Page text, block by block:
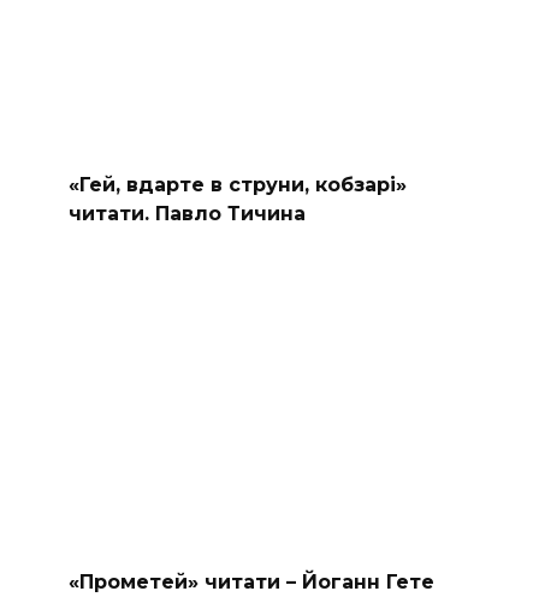
«Гей, вдарте в струни, кобзарі»
читати. Павло Тичина
«Прометей» читати – Йоганн Гете